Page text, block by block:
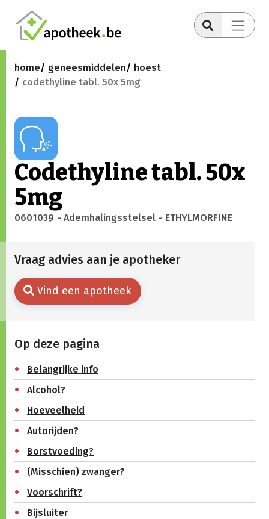
home geneesmiddelen
hoest
codethyline tabl. 50x 5mg
Codethyline tabl. 50x
5mg
0601039 - Ademhalingsstelsel - ETHYLMORFINE
Vraag advies aan je apotheker
Vind een apotheek
Op deze pagina
Belangrijke info
Alcohol?
Hoeveelheid
Autorijden?
Borstvoeding?
(Misschien) zwanger?
Voorschrift?
Bijsluiter